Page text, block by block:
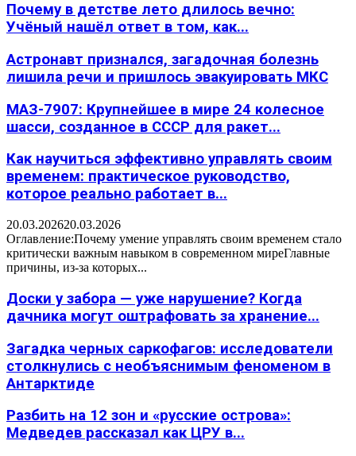
Почему в детстве лето длилось вечно:
Учёный нашёл ответ в том, как...
Астронавт признался, загадочная болезнь
лишила речи и пришлось эвакуировать МКС
МАЗ-7907: Крупнейшее в мире 24 колесное
шасси, созданное в СССР для ракет...
Как научиться эффективно управлять своим
временем: практическое руководство,
которое реально работает в...
20.03.202620.03.2026
Оглавление:Почему умение управлять своим временем стало
критически важным навыком в современном миреГлавные
причины, из-за которых...
Доски у забора — уже нарушение? Когда
дачника могут оштрафовать за хранение...
Загадка черных саркофагов: исследователи
столкнулись с необъяснимым феноменом в
Антарктиде
Разбить на 12 зон и «русские острова»:
Медведев рассказал как ЦРУ в...